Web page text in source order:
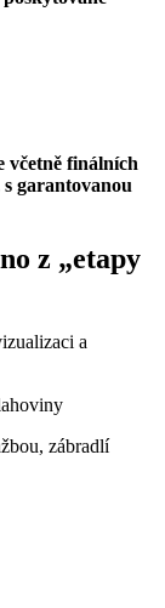
včetně finálních
garantovanou
z „etapy
a
zábradlí